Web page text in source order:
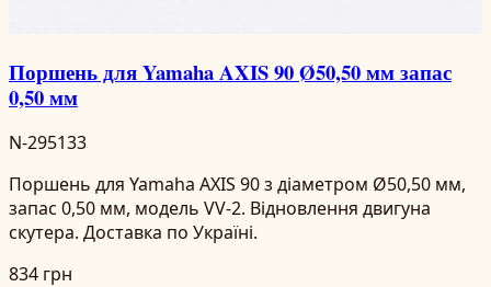
Поршень для Yamaha AXIS 90 Ø50,50 мм запас
0,50 мм
N-295133
Поршень для Yamaha AXIS 90 з діаметром Ø50,50 мм,
запас 0,50 мм, модель VV-2. Відновлення двигуна
скутера. Доставка по Україні.
834 грн